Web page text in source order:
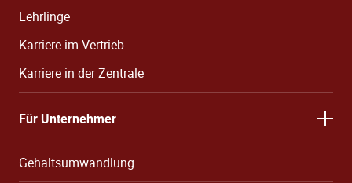
Lehrlinge
Karriere im Vertrieb
Karriere in der Zentrale
Für Unternehmer
Gehaltsumwandlung